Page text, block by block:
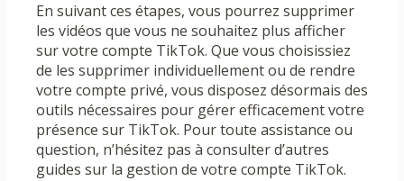
En suivant ces étapes, vous pourrez supprimer
les vidéos que vous ne souhaitez plus afficher
sur votre compte TikTok. Que vous choisissiez
de les supprimer individuellement ou de rendre
votre compte privé, vous disposez désormais des
outils nécessaires pour gérer efficacement votre
présence sur TikTok. Pour toute assistance ou
question, n’hésitez pas à consulter d’autres
guides sur la gestion de votre compte TikTok.